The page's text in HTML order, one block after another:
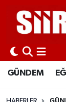
GÜNDEM
GÜNDEM
EĞİTİM
SİYASET
Siirt
Siirt Hava
Siirt